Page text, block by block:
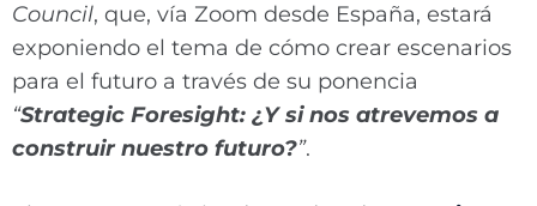
Council, que, vía Zoom desde España, estará
exponiendo el tema de cómo crear escenarios
para el futuro a través de su ponencia
“Strategic Foresight: ¿Y si nos atrevemos a
construir nuestro futuro?”.